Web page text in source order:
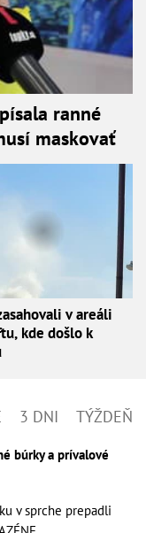
ranné
maskovať
v areáli
kde došlo k
3 DNI TÝŽDEŇ
búrky a prívalové
v sprche prepadli